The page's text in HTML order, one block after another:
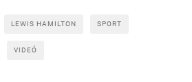
LEWIS HAMILTON SPORT
VIDEÓ